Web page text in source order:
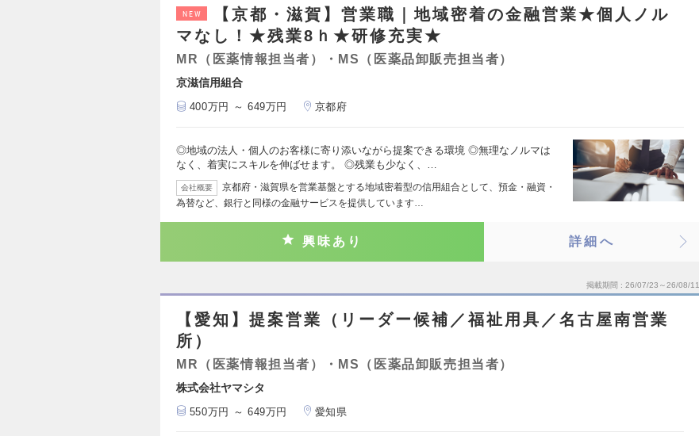
NEW
【京都・滋賀】営業職｜地域密着の金融営業★個人ノル
マなし！★残業8ｈ★研修充実★
MR（医薬情報担当者）・MS（医薬品卸販売担当者）
京滋信用組合
400万円 ～ 649万円 京都府
◎地域の法人・個人のお客様に寄り添いながら提案できる環境 ◎無理なノルマは
なく、着実にスキルを伸ばせます。 ◎残業も少なく、…
会社概要
京都府・滋賀県を営業基盤とする地域密着型の信用組合として、預金・融資・
為替など、銀行と同様の金融サービスを提供しています…
興味あり 詳細へ
掲載期間 26/07/23～26/08/11
【愛知】提案営業（リーダー候補／福祉用具／名古屋南営業
所）
MR（医薬情報担当者）・MS（医薬品卸販売担当者）
株式会社ヤマシタ
550万円 ～ 649万円 愛知県